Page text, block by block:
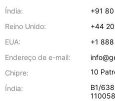
Índia:
+91
Reino Unido:
+44
EUA:
+1
Endereço de e-mail:
Chipre:
10
Índia:
B1/
110058